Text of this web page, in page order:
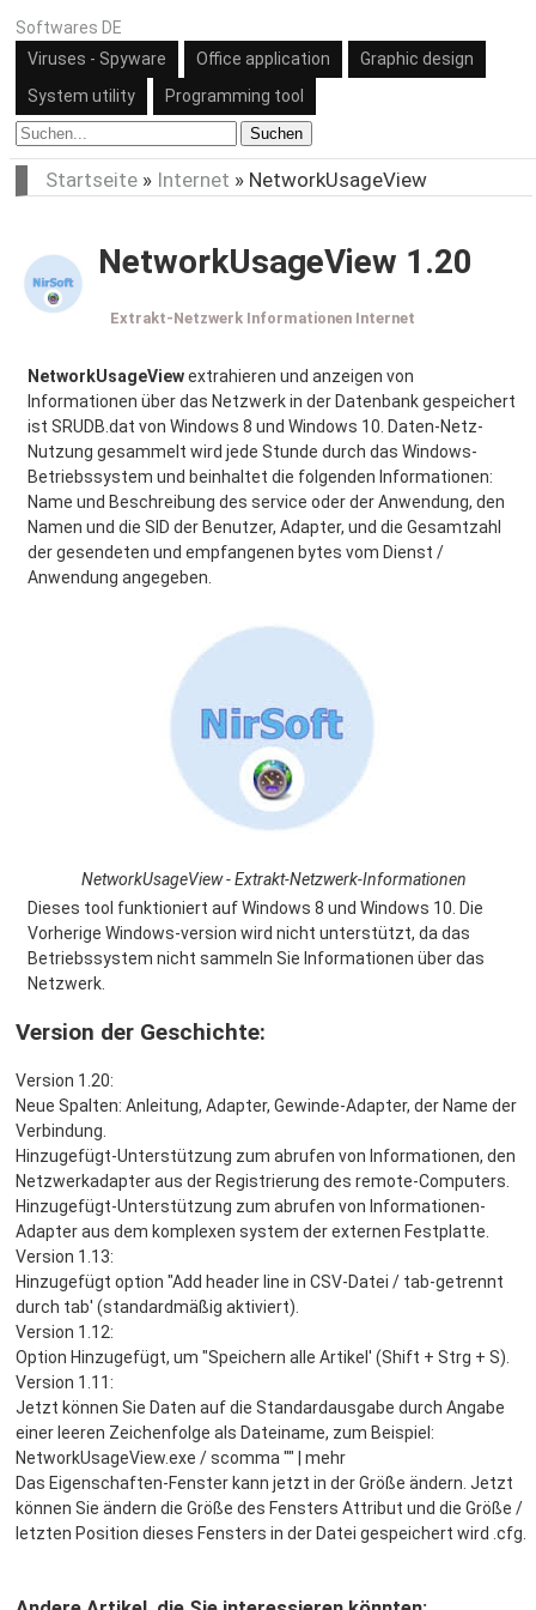
Softwares DE
Viruses - Spyware
Office application
Graphic design
System utility
Programming tool
Suchen
Startseite » Internet » NetworkUsageView
NetworkUsageView 1.20
Extrakt-Netzwerk Informationen Internet
NetworkUsageViewextrahieren und anzeigen von
Informationen über das Netzwerk in der Datenbank gespeichert
ist SRUDB.dat von Windows 8 und Windows 10. Daten-Netz-
Nutzung gesammelt wird jede Stunde durch das Windows-
Betriebssystem und beinhaltet die folgenden Informationen:
Name und Beschreibung des service oder der Anwendung, den
Namen und die SID der Benutzer, Adapter, und die Gesamtzahl
der gesendeten und empfangenen bytes vom Dienst /
Anwendung angegeben.
NetworkUsageView - Extrakt-Netzwerk-Informationen
Dieses tool funktioniert auf Windows 8 und Windows 10. Die
Vorherige Windows-version wird nicht unterstützt, da das
Betriebssystem nicht sammeln Sie Informationen über das
Netzwerk.
Version der Geschichte:
Version 1.20:
Neue Spalten: Anleitung, Adapter, Gewinde-Adapter, der Name der
Verbindung.
Hinzugefügt-Unterstützung zum abrufen von Informationen, den
Netzwerkadapter aus der Registrierung des remote-Computers.
Hinzugefügt-Unterstützung zum abrufen von Informationen-
Adapter aus dem komplexen system der externen Festplatte.
Version 1.13:
Hinzugefügt option "Add header line in CSV-Datei / tab-getrennt
durch tab' (standardmäßig aktiviert).
Version 1.12:
Option Hinzugefügt, um "Speichern alle Artikel' (Shift + Strg + S).
Version 1.11:
Jetzt können Sie Daten auf die Standardausgabe durch Angabe
einer leeren Zeichenfolge als Dateiname, zum Beispiel:
NetworkUsageView.exe / scomma "" | mehr
Das Eigenschaften-Fenster kann jetzt in der Größe ändern. Jetzt
können Sie ändern die Größe des Fensters Attribut und die Größe /
letzten Position dieses Fensters in der Datei gespeichert wird .cfg.